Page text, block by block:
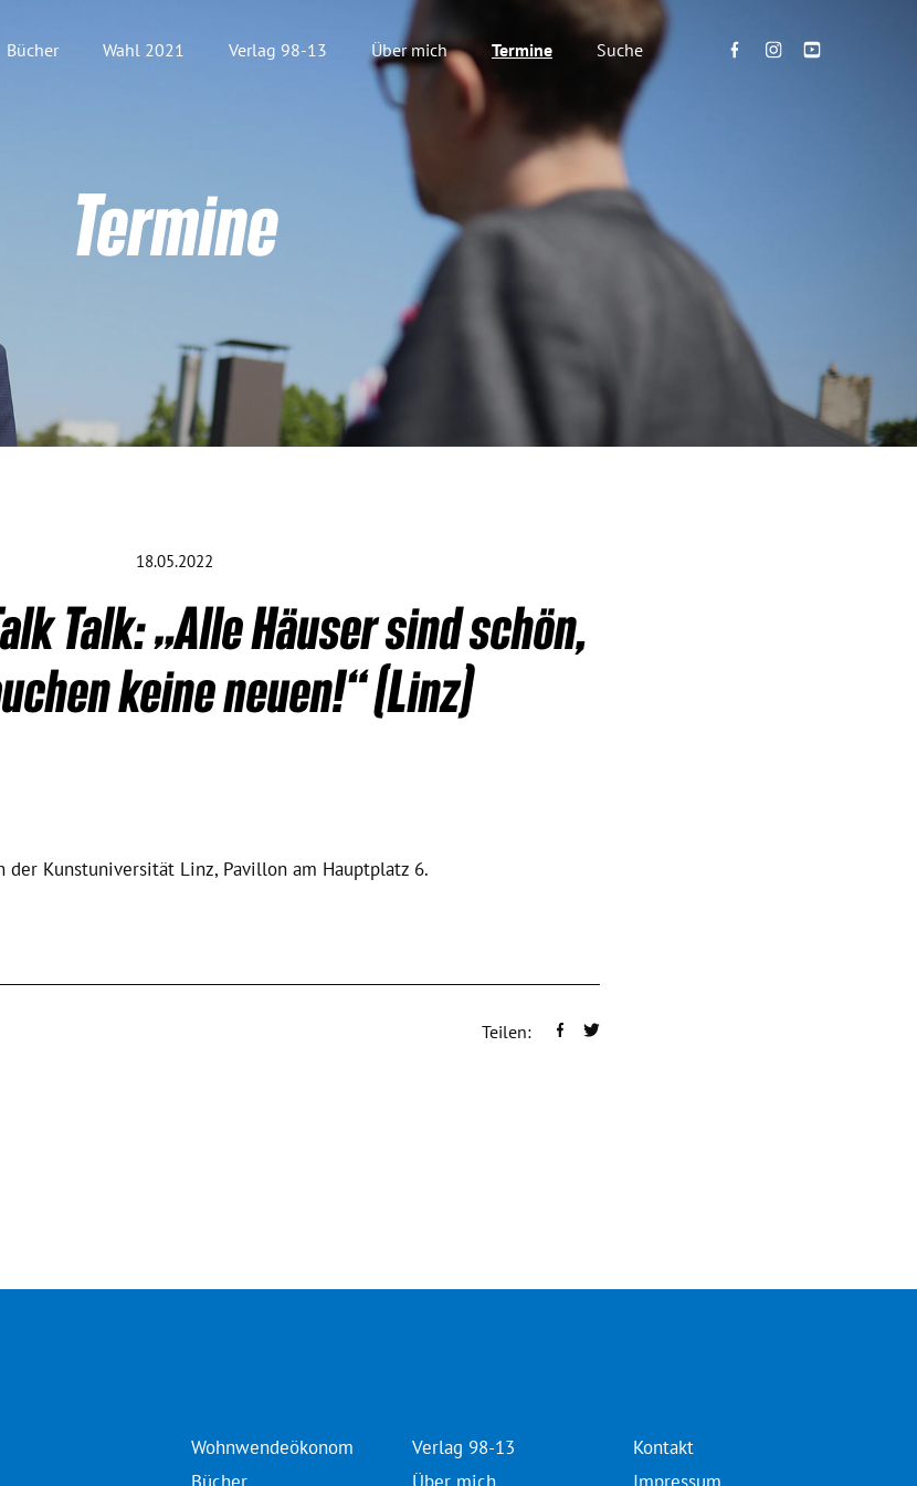
Bücher Wahl 2021 Verlag 98-13 Über mich Termine Suche
Termine
18.05.2022
Talk: „Alle Häuser sind schön,
keine neuen!“ (Linz)
der Kunstuniversität Linz, Pavillon am Hauptplatz 6.
Teilen:
Wohnwendeökonom
Verlag 98-13
Kontakt